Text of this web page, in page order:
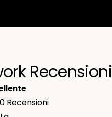
Recensioni
Recensioni